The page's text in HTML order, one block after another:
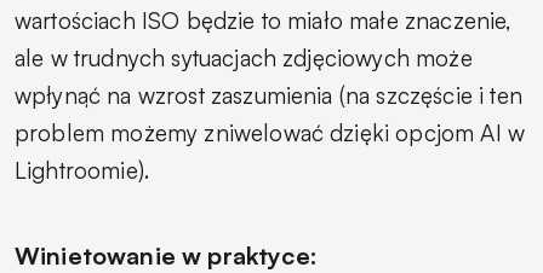
wartościach ISO będzie to miało małe znaczenie,
ale w trudnych sytuacjach zdjęciowych może
wpłynąć na wzrost zaszumienia (na szczęście i ten
problem możemy zniwelować dzięki opcjom AI w
Lightroomie).
Winietowanie w praktyce: